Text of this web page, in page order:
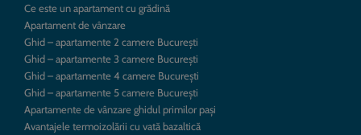
Ce este un apartament cu grădină
Apartament de vânzare
Ghid – apartamente 2 camere București
Ghid – apartamente 3 camere București
Ghid – apartamente 4 camere București
Ghid – apartamente 5 camere București
Apartamente de vânzare ghidul primilor pași
Avantajele termoizolării cu vată bazaltică